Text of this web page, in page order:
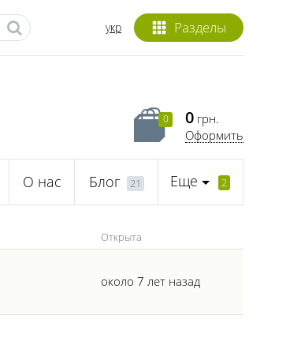
Разделы
укр
0 0 грн.
Оформить
О нас Блог 21 Еще 2
Открыта
около 7 лет назад